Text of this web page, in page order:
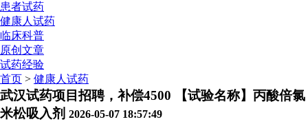
患者试药
健康人试药
临床科普
原创文章
试药经验
首页 > 健康人试药
武汉试药项目招聘，补偿4500 【试验名称】丙酸倍氯
米松吸入剂 2026-05-07 18:57:49